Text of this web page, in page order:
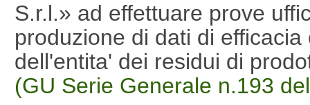
S.r.l.» ad effettuare prove
produzione di dati di
dell'entita' dei residui di
(GU Serie Generale n.193